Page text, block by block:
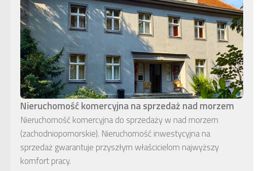
Nieruchomość komercyjna na sprzedaż nad morzem
Nieruchomość komercyjna do sprzedaży w nad morzem
(zachodniopomorskie). Nieruchomość inwestycyjna na
sprzedaż gwarantuje przyszłym właścicielom najwyższy
komfort pracy.